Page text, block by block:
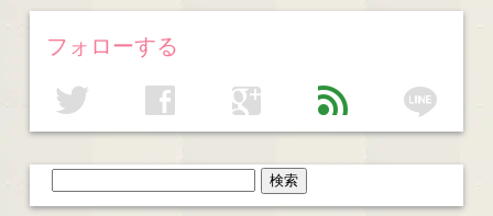
フォローする
twitter facebook google feed line